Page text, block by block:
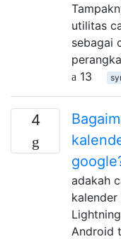
utilitas
sebagai
13
4
adakah
Android